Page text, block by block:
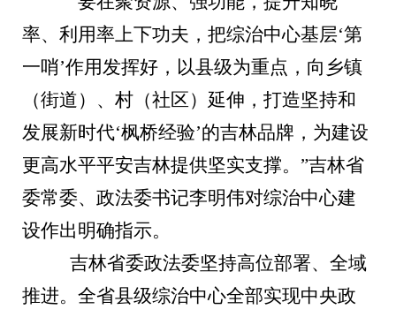
率、利用率上下功夫，把综治中心基层‘第
一哨’作用发挥好，以县级为重点，向乡镇
（街道）、村（社区）延伸，打造坚持和
发展新时代‘枫桥经验’的吉林品牌，为建设
更高水平平安吉林提供坚实支撑。”吉林省
委常委、政法委书记李明伟对综治中心建
设作出明确指示。
吉林省委政法委坚持高位部署、全域
推进。全省县级综治中心全部实现中央政